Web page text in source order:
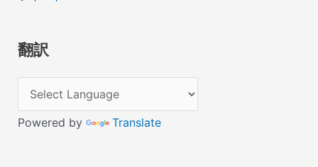
翻訳
Powered by Translate